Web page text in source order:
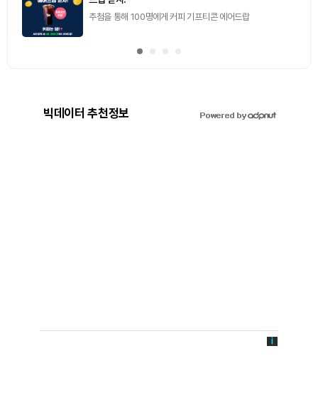
추첨을 통해 100명에게 커피 기프티콘 에어드랍
빅데이터 추천정보